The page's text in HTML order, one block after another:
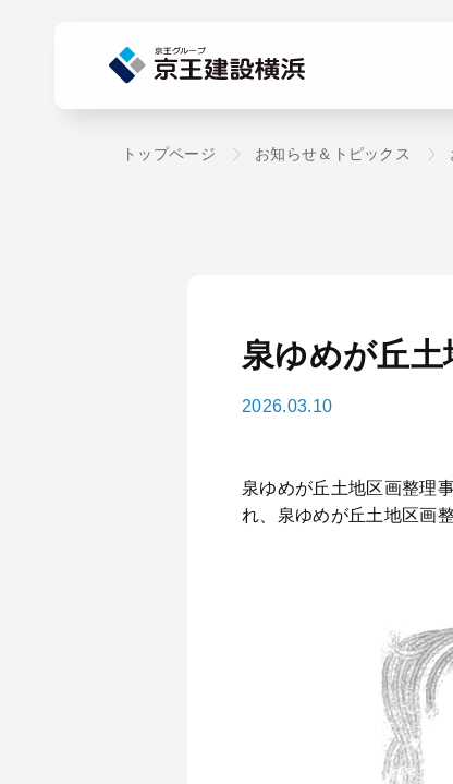
トップページ お知らせ＆トピックス
泉ゆめが丘
2026.03.10
泉ゆめが丘土地区画整理
れ、泉ゆめが丘土地区画